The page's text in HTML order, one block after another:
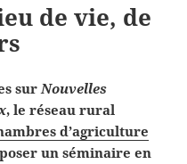
de vie, de
surNouvelles
, le réseau rural
d’agriculture
un séminaire en